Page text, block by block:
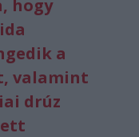
hogy
a
valamint
drúz